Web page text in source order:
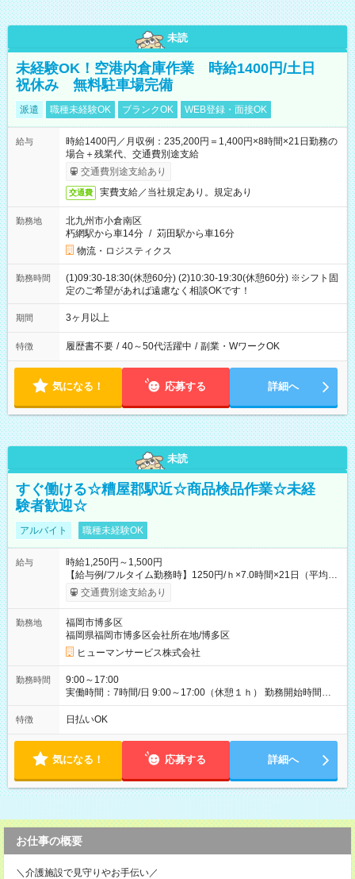
未読
未経験OK！空港内倉庫作業 時給1400円/土日
祝休み 無料駐車場完備
派遣 職種未経験OK ブランクOK WEB登録・面接OK
給与
時給1400円／月収例：235,200円＝1,400円×8時間×21日勤務の
場合＋残業代、交通費別途支給
交通費別途支給あり
交通費 実費支給／当社規定あり。規定あり
勤務地
北九州市小倉南区
朽網駅から車14分 / 苅田駅から車16分
物流・ロジスティクス
勤務時間
(1)09:30-18:30(休憩60分) (2)10:30-19:30(休憩60分) ※シフト固
定のご希望があれば遠慮なく相談OKです！
期間 3ヶ月以上
特徴 履歴書不要 / 40～50代活躍中 / 副業・WワークOK
気になる！ 応募する 詳細へ
未読
すぐ働ける☆糟屋郡駅近☆商品検品作業☆未経
験者歓迎☆
アルバイト 職種未経験OK
給与
時給1,250円～1,500円
【給与例/フルタイム勤務時】1250円/ｈ×7.0時間×21日（平均
値）=183,750円 別途交通費支給（会社規定有）、残業/休日手当
支給、 フルタイムの募集になりますが、働く日数や時間につい
ど）は、ご希望状況をヒヤリングして調整できることがありま
す。応募時に、ご相談頂きます様お願いします。 ※公共交通機
関、駐車場あり。（粕屋郡） 【試用期間】試用期間なし
交通費別途支給あり
勤務地
福岡市博多区
福岡県福岡市博多区会社所在地/博多区
ヒューマンサービス株式会社
勤務時間
9:00～17:00
実働時間：7時間/日 9:00～17:00（休憩１ｈ） 勤務開始時間等
の調整も受けたまります。 （例：10時から17時 など） お気軽
にご相談・お問い合わせをメールで返信してください。
特徴 日払いOK
気になる！ 応募する 詳細へ
お仕事の概要
＼介護施設で見守りやお手伝い／